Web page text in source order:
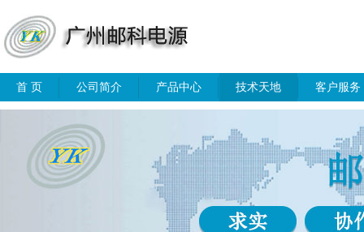
首 页 公司简介 产品中心 技术天地 客户服务